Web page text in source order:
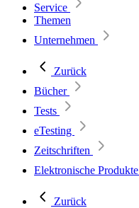
Service
Themen
Unternehmen
Zurück
Bücher
Tests
eTesting
Zeitschriften
Elektronische Produkte
Zurück